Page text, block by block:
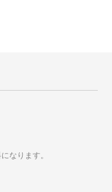
なります。